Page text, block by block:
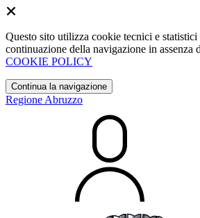
Questo sito utilizza cookie tecnici e
continuazione della navigazione in
COOKIE POLICY
Continua la navigazione
Regione Abruzzo